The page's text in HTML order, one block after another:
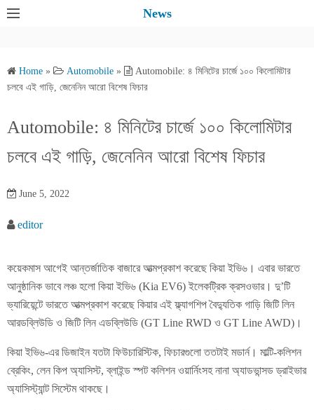
News
Home » Automobile »
Automobile: ৪ মিনিটের চার্জে ১০০ কিলোমিটার
চলবে এই গাড়ি, জেনেনিন আরো বিশেষ ফিচার
Automobile: ৪ মিনিটের চার্জে ১০০ কিলোমিটার
চলবে এই গাড়ি, জেনেনিন আরো বিশেষ ফিচার
June 5, 2022
editor
কয়েকমাস আগেই আন্তর্জাতিক বাজারে আত্মপ্রকাশ করেছে কিয়া ইভি৬। এবার ভারতে
আনুষ্ঠানিক ভাবে লঞ্চ হলো কিয়া ইভি৬ (Kia EV6) ইলেকট্রিক ক্রসওভার। দু’টি
ভ্যারিয়েন্টে ভারতে আত্মপ্রকাশ করেছে কিয়ার এই ফ্ল্যাগশিপ বৈদ্যুতিক গাড়ি জিটি লিন
আরডব্লিউডি ও জিটি লিন এডব্লিউডি (GT Line RWD ও GT Line AWD)।
কিয়া ইভি৬-এর ডিজাইন যতটা ফিউচারিস্টিক, ফিচারগুলো ততটাই মডার্ন। মাল্টি-কলিশন
ব্রেকিং, লেন কিপ অ্যাসিস্ট, ব্লাইন্ড স্পট কলিশন ওয়ার্নিংসহ নানা অ্যাডভান্সড ড্রাইভার
অ্যাসিস্ট্যান্ট সিস্টেম থাকছে।